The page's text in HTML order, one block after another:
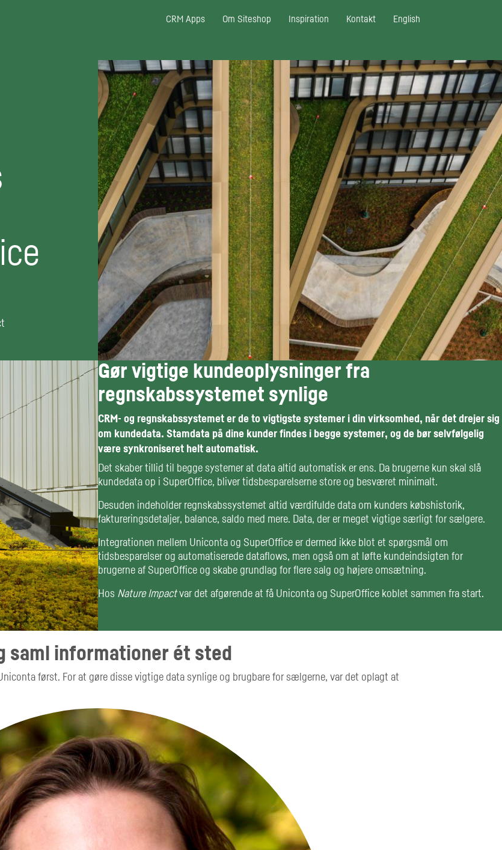
CRM Apps Om Siteshop Inspiration Kontakt English
Gør vigtige kundeoplysninger fra
regnskabssystemet synlige
CRM- og regnskabssystemet er de to vigtigste systemer i din virksomhed, når det drejer sig
om kundedata. Stamdata på dine kunder findes i begge systemer, og de bør selvfølgelig
være synkroniseret helt automatisk.
Det skaber tillid til begge systemer at data altid automatisk er ens. Da brugerne kun skal slå
kundedata op i SuperOffice, bliver tidsbesparelserne store og besværet minimalt.
Desuden indeholder regnskabssystemet altid værdifulde data om kunders købshistorik,
faktureringsdetaljer, balance, saldo med mere. Data, der er meget vigtige særligt for sælgere.
Integrationen mellem Uniconta og SuperOffice er dermed ikke blot et spørgsmål om
tidsbesparelser og automatiserede dataflows, men også om at løfte kundeindsigten for
brugerne af SuperOffice og skabe grundlag for flere salg og højere omsætning.
Hos Nature Impactvar det afgørende at få Uniconta og SuperOffice koblet sammen fra start.
saml informationer ét sted
først. For at gøre disse vigtige data synlige og brugbare for sælgerne, var det oplagt at